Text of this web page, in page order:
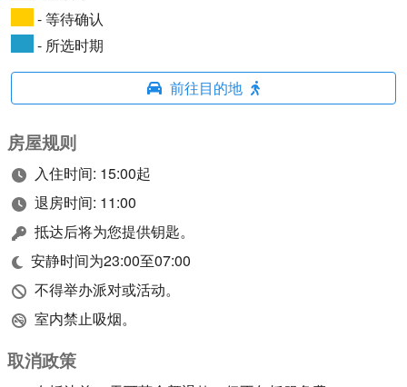
- 等待确认
- 所选时期
前往目的地
房屋规则
入住时间: 15:00起
退房时间: 11:00
抵达后将为您提供钥匙。
安静时间为23:00至07:00
不得举办派对或活动。
室内禁止吸烟。
取消政策